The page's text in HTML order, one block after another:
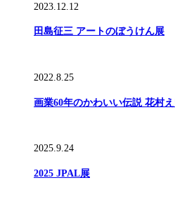
2023.12.12
田島征三 アートのぼうけん展
2022.8.25
画業60年のかわいい伝説 花村
2025.9.24
2025 JPAL展